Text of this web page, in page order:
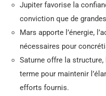
Jupiter favorise la
conviction que de
Mars apporte l’énergie,
nécessaires pour
Saturne offre la
terme pour maintenir
efforts fournis.